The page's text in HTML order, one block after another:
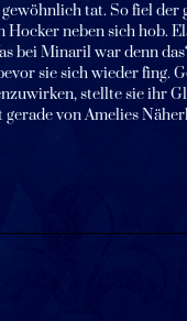
tat. So fiel
neben sich hob.
bei Minaril war denn
sie sich wieder fing.
stellte sie ihr
von Amelies